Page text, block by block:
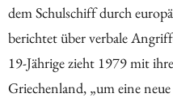
dem Schulschiff durch
berichtet über verbale
19-Jährige zieht 1979 mit
Griechenland, „um eine